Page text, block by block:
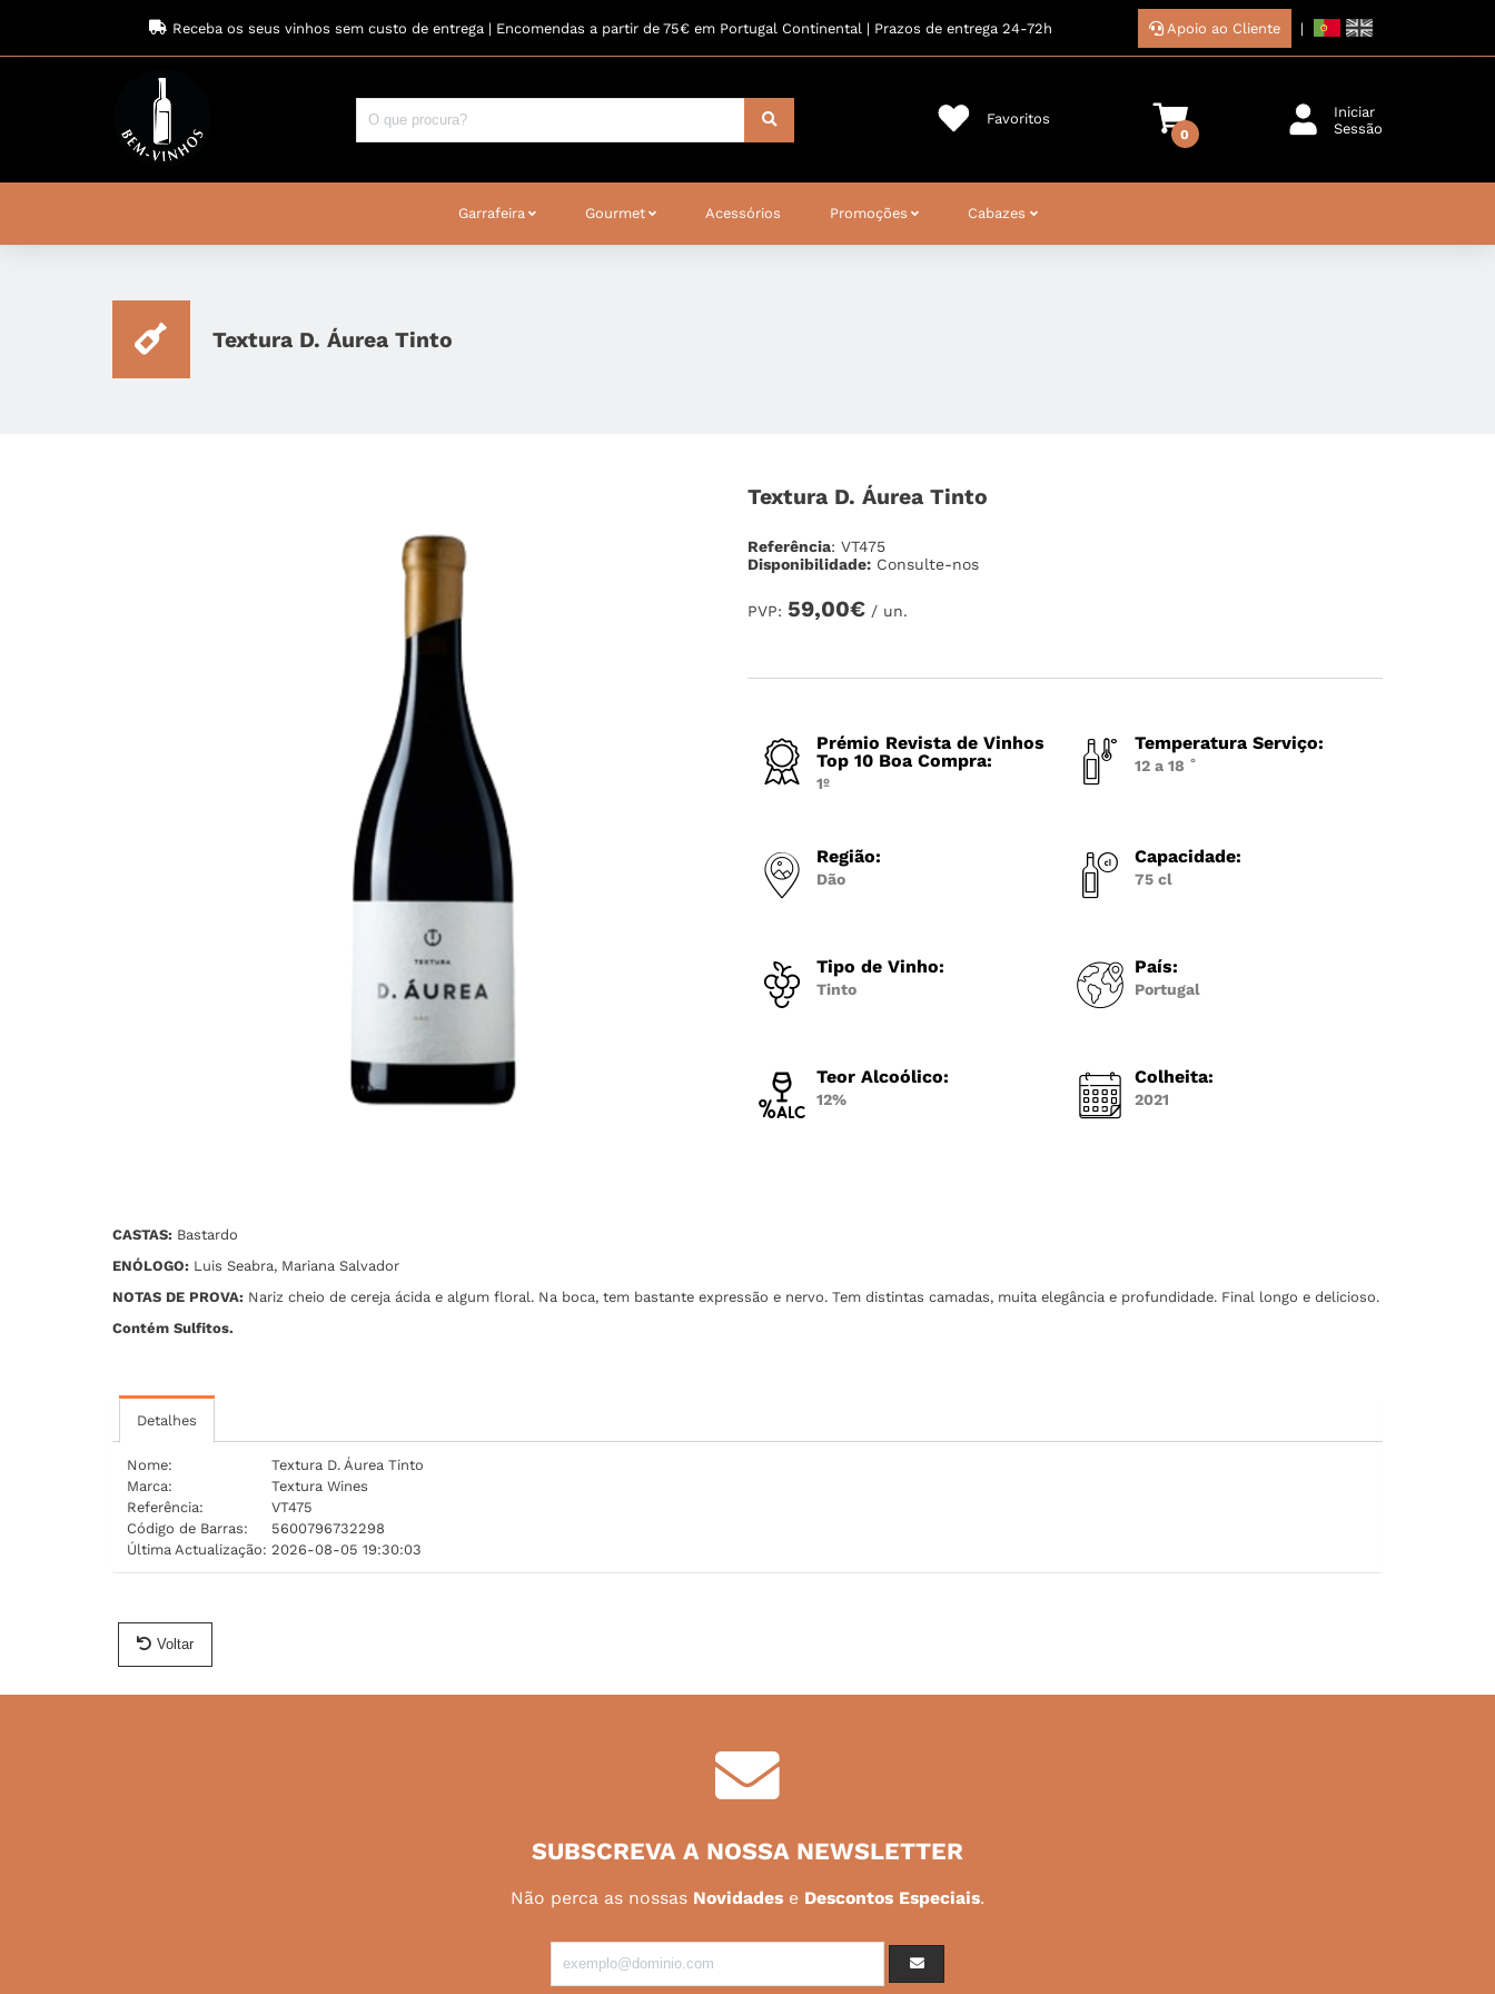
Receba os seus vinhos sem custo de entrega | Encomendas a partir de 75€ em Portugal Continental | Prazos de entrega 24-72h Apoio ao Cliente |
Favoritos
0
Iniciar
Sessão
Garrafeira Gourmet Acessórios Promoções Cabazes
Textura D. Áurea Tinto
Textura D. Áurea Tinto
Referência: VT475
Disponibilidade: Consulte-nos
PVP: 59,00€/ un.
Prémio Revista de Vinhos
Top 10 Boa Compra:
1º
Temperatura Serviço:
12 a 18 ˚
Região:
Dão
Capacidade:
75 cl
Tipo de Vinho:
Tinto
País:
Portugal
Teor Alcoólico:
12%
Colheita:
2021
CASTAS:Bastardo
ENÓLOGO: Luis Seabra, Mariana Salvador
NOTAS DE PROVA: Nariz cheio de cereja ácida e algum floral. Na boca, tem bastante expressão e nervo. Tem distintas camadas, muita elegância e profundidade. Final longo e delicioso.
Contém Sulfitos.
Detalhes
Nome:
Textura D. Áurea Tinto
Marca:
Textura Wines
Referência:
VT475
Código de Barras:
5600796732298
Última Actualização: 2026-08-05 19:30:03
Voltar
SUBSCREVA A NOSSA NEWSLETTER
Não perca as nossas Novidades e Descontos Especiais.